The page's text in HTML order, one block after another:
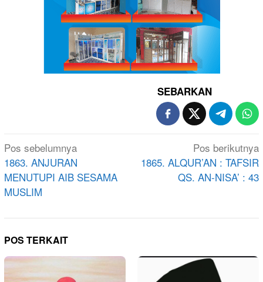
SEBARKAN
Navigasi
pos
Pos sebelumnya
1863. ANJURAN
MENUTUPI AIB SESAMA
MUSLIM
Pos berikutnya
1865. ALQUR’AN : TAFSIR
QS. AN-NISA’ : 43
POS TERKAIT